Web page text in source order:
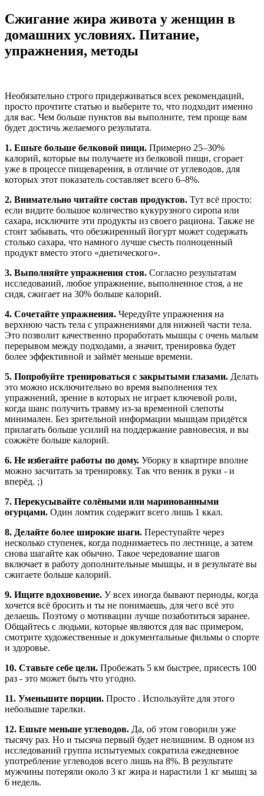
Сжигание жира живота у женщин в
домашних условиях. Питание,
упражнения, методы
Необязательно строго придерживаться всех рекомендаций,
просто прочтите статью и выберите то, что подходит именно
для вас. Чем больше пунктов вы выполните, тем проще вам
будет достичь желаемого результата.
1. Ешьте больше белковой пищи. Примерно 25–30%
калорий, которые вы получаете из белковой пищи, сгорает
уже в процессе пищеварения, в отличие от углеводов, для
которых этот показатель составляет всего 6–8%.
2. Внимательно читайте состав продуктов. Тут всё просто:
если видите большое количество кукурузного сиропа или
сахара, исключите эти продукты из своего рациона. Также не
стоит забывать, что обезжиренный йогурт может содержать
столько сахара, что намного лучше съесть полноценный
продукт вместо этого «диетического».
3. Выполняйте упражнения стоя. Согласно результатам
исследований, любое упражнение, выполненное стоя, а не
сидя, сжигает на 30% больше калорий.
4. Сочетайте упражнения. Чередуйте упражнения на
верхнюю часть тела с упражнениями для нижней части тела.
Это позволит качественно проработать мышцы с очень малым
перерывом между подходами, а значит, тренировка будет
более эффективной и займёт меньше времени.
5. Попробуйте тренироваться с закрытыми глазами. Делать
это можно исключительно во время выполнения тех
упражнений, зрение в которых не играет ключевой роли,
когда шанс получить травму из-за временной слепоты
минимален. Без зрительной информации мышцам придётся
прилагать больше усилий на поддержание равновесия, и вы
сожжёте больше калорий.
6. Не избегайте работы по дому. Уборку в квартире вполне
можно засчитать за тренировку. Так что веник в руки - и
вперёд. ;)
7. Перекусывайте солёными или маринованными
огурцами. Один ломтик содержит всего лишь 1 ккал.
8. Делайте более широкие шаги. Переступайте через
несколько ступенек, когда поднимаетесь по лестнице, а затем
снова шагайте как обычно. Такое чередование шагов
включает в работу дополнительные мышцы, и в результате вы
сжигаете больше калорий.
9. Ищите вдохновение. У всех иногда бывают периоды, когда
хочется всё бросить и ты не понимаешь, для чего всё это
делаешь. Поэтому о мотивации лучше позаботиться заранее.
Общайтесь с людьми, которые являются для вас примером,
смотрите художественные и документальные фильмы о спорте
и здоровье.
10. Ставьте себе цели. Пробежать 5 км быстрее, присесть 100
раз - это может быть что угодно.
11. Уменьшите порции. Просто . Используйте для этого
небольшие тарелки.
12. Ешьте меньше углеводов. Да, об этом говорили уже
тысячу раз. Но и тысяча первый будет нелишним. В одном из
исследований группа испытуемых сократила ежедневное
употребление углеводов всего лишь на 8%. В результате
мужчины потеряли около 3 кг жира и нарастили 1 кг мышц за
6 недель.